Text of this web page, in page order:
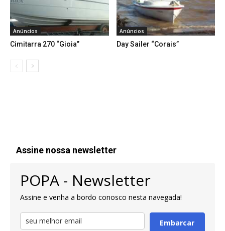
Anúncios
Cimitarra 270 “Gioia”
Anúncios
Day Sailer “Corais”
Assine nossa newsletter
POPA - Newsletter
Assine e venha a bordo conosco nesta navegada!
Embarcar